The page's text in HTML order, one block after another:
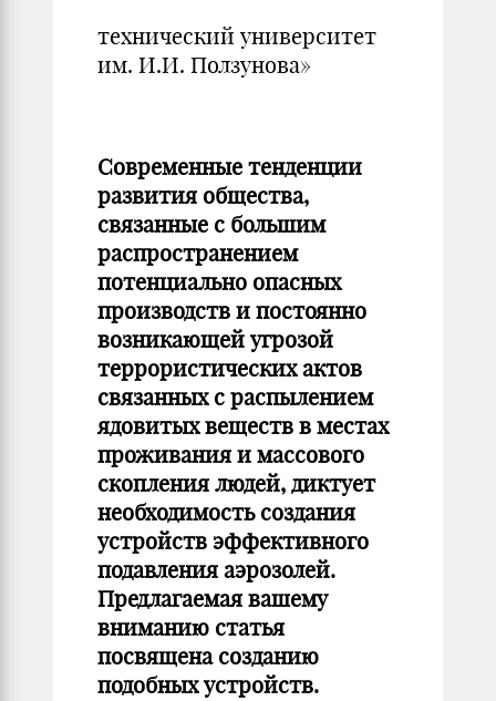
технический университет
им. И.И. Ползунова»
Современные тенденции
развития общества,
связанные с большим
распространением
потенциально опасных
производств и постоянно
возникающей угрозой
террористических актов
связанных с распылением
ядовитых веществ в местах
проживания и массового
скопления людей, диктует
необходимость создания
устройств эффективного
подавления аэрозолей.
Предлагаемая вашему
вниманию статья
посвящена созданию
подобных устройств.